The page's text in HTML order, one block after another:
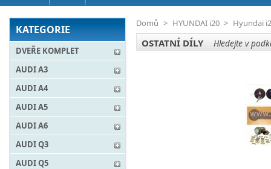
KATEGORIE
DVEŘE KOMPLET
AUDI A3
AUDI A4
AUDI A5
AUDI A6
AUDI Q3
AUDI Q5
Domů > HYUNDAI i20 > Hyundai
OSTATNÍ DÍLY Hledejte v